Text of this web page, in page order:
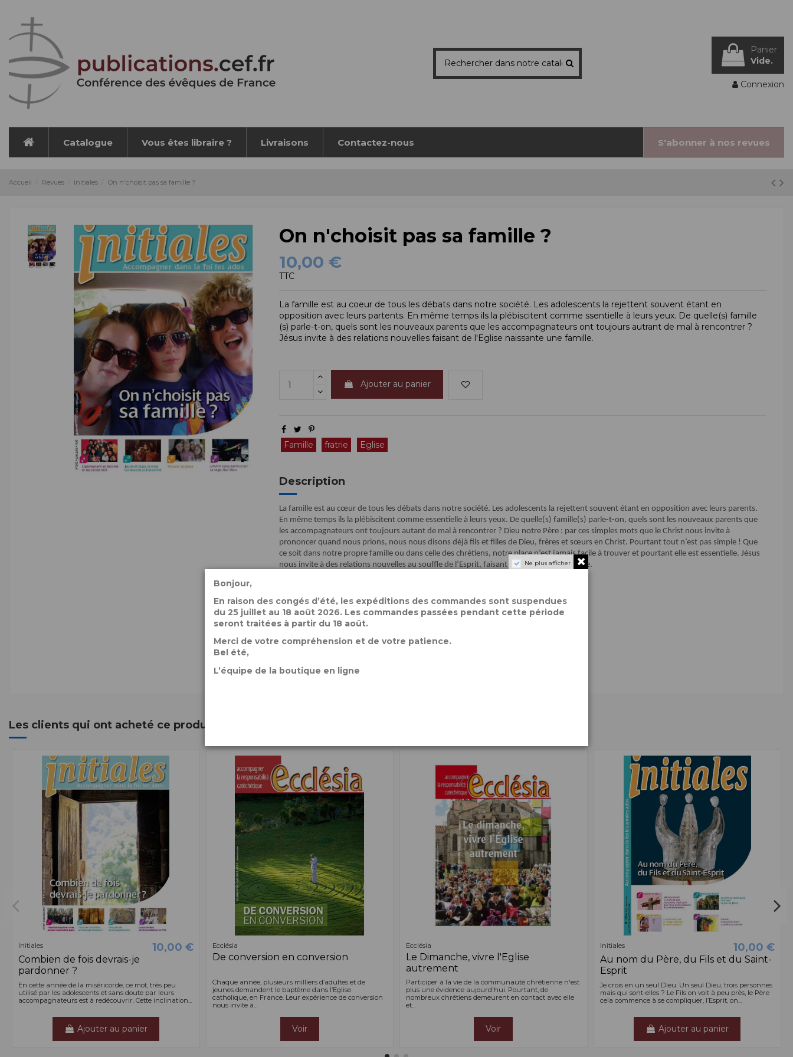
Panier
Vide.
Connexion
Catalogue Vous êtes libraire ? Livraisons Contactez-nous S'abonner à nos revues
Accueil Revues Initiales On n'choisit pas sa famille ?
On n'choisit pas sa famille ?
10,00 €
TTC
La famille est au coeur de tous les débats dans notre société. Les adolescents la rejettent souvent étant en
opposition avec leurs partents. En même temps ils la plébiscitent comme ssentielle à leurs yeux. De quelle(s) famille
(s) parle-t-on, quels sont les nouveaux parents que les accompagnateurs ont toujours autrant de mal à rencontrer ?
Jésus invite à des relations nouvelles faisant de l'Eglise naissante une famille.
Ajouter au panier
Famille fratrie Eglise
Description
La famille est au cœur de tous les débats dans notre société. Les adolescents la rejettent souvent étant en opposition avec leurs parents.
En même temps ils la plébiscitent comme essentielle à leurs yeux. De quelle(s) famille(s) parle-t-on, quels sont les nouveaux parents que
les accompagnateurs ont toujours autant de mal à rencontrer ? Dieu notre Père : par ces simples mots que le Christ nous invite à
prononcer quand nous prions, nous nous disons déjà fils et filles de Dieu, frères et sœurs en Christ. Pourtant tout n’est pas simple ! Que
ce soit dans notre propre famille ou dans celle des chrétiens, notre place n’est jamais facile à trouver et pourtant elle est essentielle. Jésus
nous invite à des relations nouvelles au souffle de l’Esprit, faisant de l’Eglise notre famille.
Détails du produit
Référence IN242
Les clients qui ont acheté ce produit ont également acheté :
Initiales 10,00 €
Combien de fois devrais-je
pardonner ?
En cette année de la miséricorde, ce mot, très peu
utilisé par les adolescents et sans doute par leurs
accompagnateurs est à redécouvrir. Cette inclination...
Ajouter au panier
Ecclésia
De conversion en conversion
Chaque année, plusieurs milliers d’adultes et de
jeunes demandent le baptême dans l’Eglise
catholique, en France. Leur expérience de conversion
nous invite à...
Voir
Ecclésia
Le Dimanche, vivre l'Eglise
autrement
Participer à la vie de la communauté chrétienne n'est
plus une évidence aujourd'hui. Pourtant, de
nombreux chrétiens demeurent en contact avec elle
et...
Voir
Initiales 10,00 €
Au nom du Père, du Fils et du Saint-
Esprit
Je crois en un seul Dieu. Un seul Dieu, trois personnes
mais qui sont-elles ? Le Fils on voit à peu près, le Père
cela commence à se compliquer, l’Esprit, on...
Ajouter au panier
Ne plus afficher
Bonjour,
En raison des congés d’été, les expéditions des commandes sont suspendues
du 25 juillet au 18 août 2026. Les commandes passées pendant cette période
seront traitées à partir du 18 août.
Merci de votre compréhension et de votre patience.
Bel été,
L’équipe de la boutique en ligne